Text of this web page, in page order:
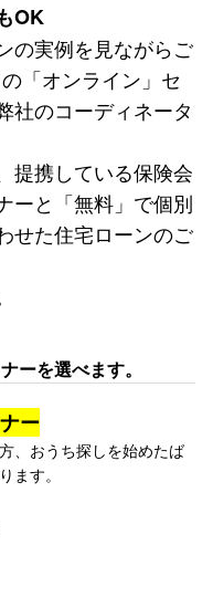
OK
の実例を見ながらご
「オンライン」セ
社のコーディネータ
提携している保険会
ーと「無料」で個別
せた住宅ローンのご
ーを選べます。
ー
、おうち探しを始めたば
ます。